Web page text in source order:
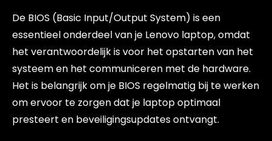
De BIOS (Basic Input/Output System) is een
essentieel onderdeel van je Lenovo laptop, omdat
het verantwoordelijk is voor het opstarten van het
systeem en het communiceren met de hardware.
Het is belangrijk om je BIOS regelmatig bij te werken
om ervoor te zorgen dat je laptop optimaal
presteert en beveiligingsupdates ontvangt.